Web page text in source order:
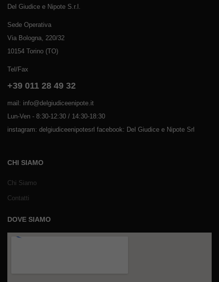
Del Giudice e Nipote S.r.l.
Sede Operativa
Via Bologna, 220/32
10154 Torino (TO)
Tel/Fax
+39 011 28 49 32
mail: info@delgiudiceenipote.it
Lun-Ven - 8:30-12:30 / 14:30-18:30
instagram: delgiudiceenipotesrl facebook: Del Giudice e Nipote Srl
CHI SIAMO
Chi Siamo
Contatti
DOVE SIAMO